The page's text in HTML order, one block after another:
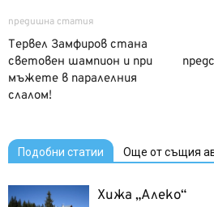
предишна статия
Тервел Замфиров стана
световен шампион и при
мъжете в паралелния
слалом!
Подобни статии Още от същия
Хижа „Алеко“